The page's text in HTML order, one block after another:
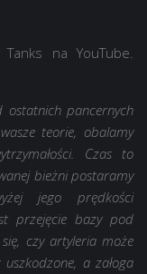
na YouTube.
ostatnich pancernych
teorie, obalamy
Czas to
bieżni postaramy
jego prędkości
przejęcie bazy pod
czy artyleria może
a załoga